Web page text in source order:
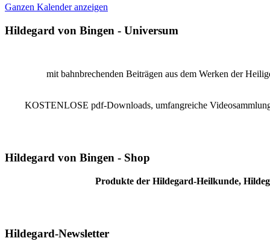
Ganzen Kalender anzeigen
Hildegard von Bingen - Universum
mit bahnbrechenden Beiträgen aus dem Werken der
KOSTENLOSE pdf-Downloads, umfangreiche
Hildegard von Bingen - Shop
Produkte der Hildegard-Heilkunde,
Hildegard-Newsletter